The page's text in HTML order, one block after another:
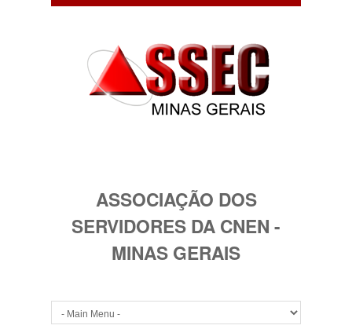
ASSOCIAÇÃO DOS
SERVIDORES DA CNEN -
MINAS GERAIS